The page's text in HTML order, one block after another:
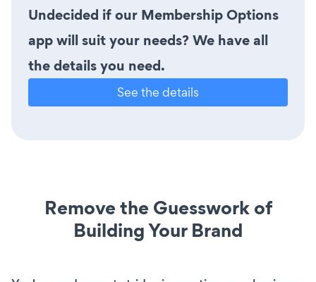
Undecided if our Membership Options
app will suit your needs? We have all
the details you need.
See the details
Remove the Guesswork of
Building Your Brand